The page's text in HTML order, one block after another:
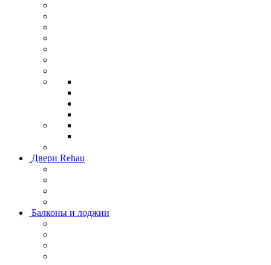
Двери Rehau
Балконы и лоджии